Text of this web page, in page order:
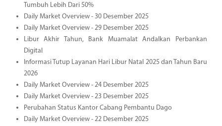
Tumbuh Lebih Dari 50%
Daily Market Overview - 30 Desember 2025
Daily Market Overview - 29 Desember 2025
Libur Akhir Tahun, Bank Muamalat Andalkan Perbankan
Digital
Informasi Tutup Layanan Hari Libur Natal 2025 dan Tahun Baru
2026
Daily Market Overview - 24 Desember 2025
Daily Market Overview - 23 Desember 2025
Perubahan Status Kantor Cabang Pembantu Dago
Daily Market Overview - 22 Desember 2025